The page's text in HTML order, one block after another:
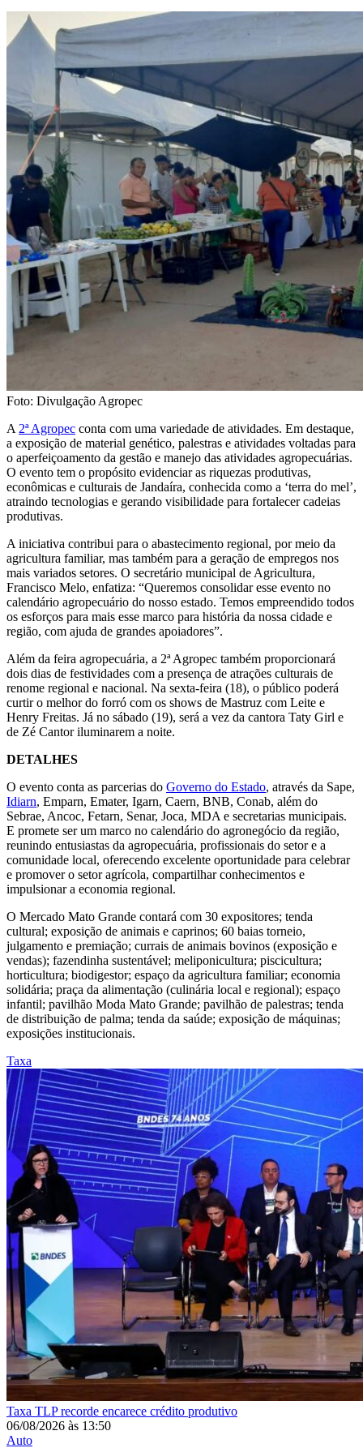
Foto: Divulgação Agropec
A 2ª Agropec conta com uma variedade de atividades. Em destaque,
a exposição de material genético, palestras e atividades voltadas para
o aperfeiçoamento da gestão e manejo das atividades agropecuárias.
O evento tem o propósito evidenciar as riquezas produtivas,
econômicas e culturais de Jandaíra, conhecida como a ‘terra do mel’,
atraindo tecnologias e gerando visibilidade para fortalecer cadeias
produtivas.
A iniciativa contribui para o abastecimento regional, por meio da
agricultura familiar, mas também para a geração de empregos nos
mais variados setores. O secretário municipal de Agricultura,
Francisco Melo, enfatiza: “Queremos consolidar esse evento no
calendário agropecuário do nosso estado. Temos empreendido todos
os esforços para mais esse marco para história da nossa cidade e
região, com ajuda de grandes apoiadores”.
Além da feira agropecuária, a 2ª Agropec também proporcionará
dois dias de festividades com a presença de atrações culturais de
renome regional e nacional. Na sexta-feira (18), o público poderá
curtir o melhor do forró com os shows de Mastruz com Leite e
Henry Freitas. Já no sábado (19), será a vez da cantora Taty Girl e
de Zé Cantor iluminarem a noite.
DETALHES
O evento conta as parcerias do Governo do Estado, através da Sape,
Idiarn, Emparn, Emater, Igarn, Caern, BNB, Conab, além do
Sebrae, Ancoc, Fetarn, Senar, Joca, MDA e secretarias municipais.
E promete ser um marco no calendário do agronegócio da região,
reunindo entusiastas da agropecuária, profissionais do setor e a
comunidade local, oferecendo excelente oportunidade para celebrar
e promover o setor agrícola, compartilhar conhecimentos e
impulsionar a economia regional.
O Mercado Mato Grande contará com 30 expositores; tenda
cultural; exposição de animais e caprinos; 60 baias torneio,
julgamento e premiação; currais de animais bovinos (exposição e
vendas); fazendinha sustentável; meliponicultura; piscicultura;
horticultura; biodigestor; espaço da agricultura familiar; economia
solidária; praça da alimentação (culinária local e regional); espaço
infantil; pavilhão Moda Mato Grande; pavilhão de palestras; tenda
de distribuição de palma; tenda da saúde; exposição de máquinas;
exposições institucionais.
Taxa
Taxa TLP recorde encarece crédito produtivo
06/08/2026 às 13:50
Auto